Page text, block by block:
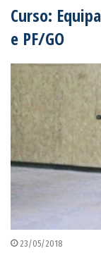
Curso:
e PF/GO
23/05/2018